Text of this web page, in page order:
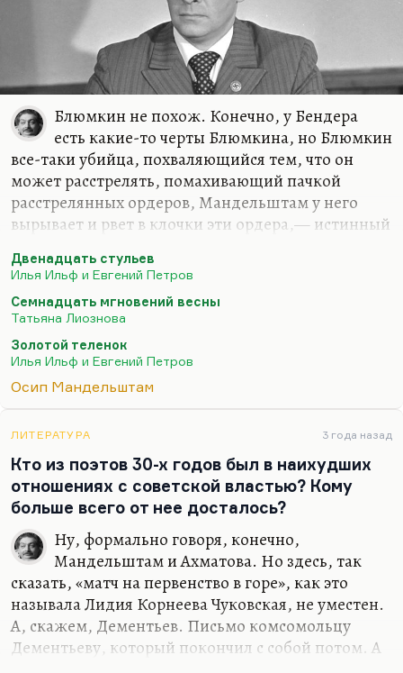
Блюмкин не похож. Конечно, у Бендера
есть какие-то черты Блюмкина, но Блюмкин
все-таки убийца, похваляющийся тем, что он
может расстрелять, помахивающий пачкой
расстрелянных ордеров, Мандельштам у него
вырывает и рвет в клочки эти ордера,— истинный
России, в Тифлис уезжает. Блюмкин — не пример
Бендера. Бендер же, скорее, не любит насилия,
Бендер входит в жестоковыйные миры отца, как
убивать. Блюмкин находил некоторую радость в
терроре. В нем был авантюризм, но ещё больше в
нем было жестокости, какой-то тупости, мне
мной персонажей. А то, что он любил Гумилева,…
Двенадцать стульев
Илья Ильф и Евгений Петров
Семнадцать мгновений весны
Татьяна Лиознова
Золотой теленок
Илья Ильф и Евгений Петров
Осип Мандельштам
ЛИТЕРАТУРА 3 года назад
Кто из поэтов 30-х годов был в наихудших
отношениях с советской властью? Кому
больше всего от нее досталось?
Ну, формально говоря, конечно,
Мандельштам и Ахматова. Но здесь, так
сказать, «матч на первенство в горе», как это
называла Лидия Корнеева Чуковская, не уместен.
А, скажем, Дементьев. Письмо комсомольцу
Дементьеву, который покончил с собой потом. А